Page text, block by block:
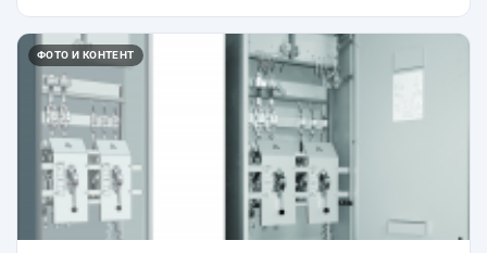
ФОТО И КОНТЕНТ